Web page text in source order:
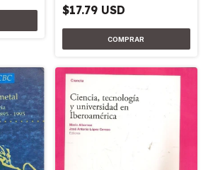
$17.79 USD